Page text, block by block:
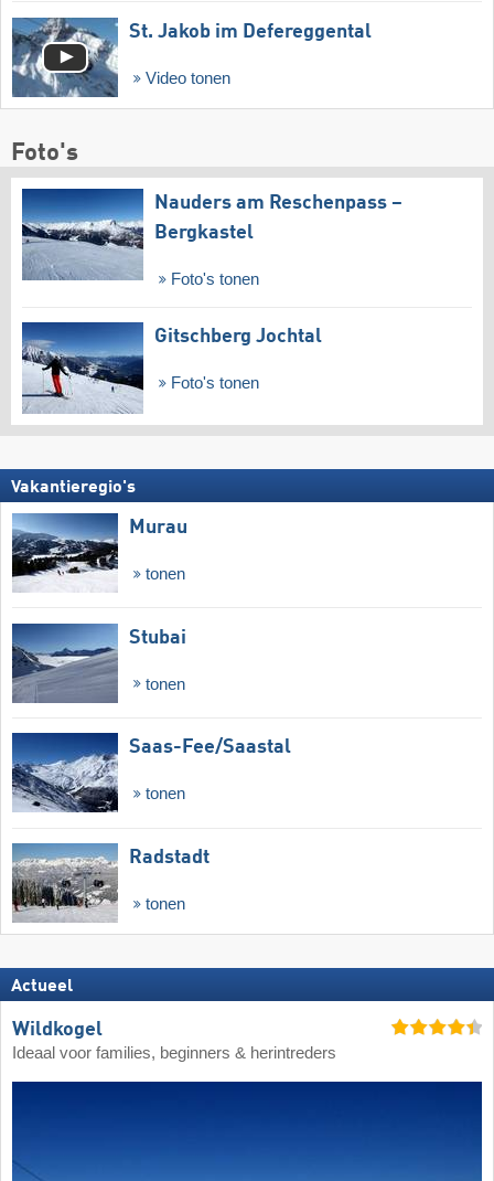
St. Jakob im Defereggental
Video tonen
Foto's
Nauders am Reschenpass –
Bergkastel
Foto's tonen
Gitschberg Jochtal
Foto's tonen
Vakantieregio's
Murau
tonen
Stubai
tonen
Saas-Fee/​Saastal
tonen
Radstadt
tonen
Actueel
Wildkogel
Ideaal voor families, beginners & herintreders